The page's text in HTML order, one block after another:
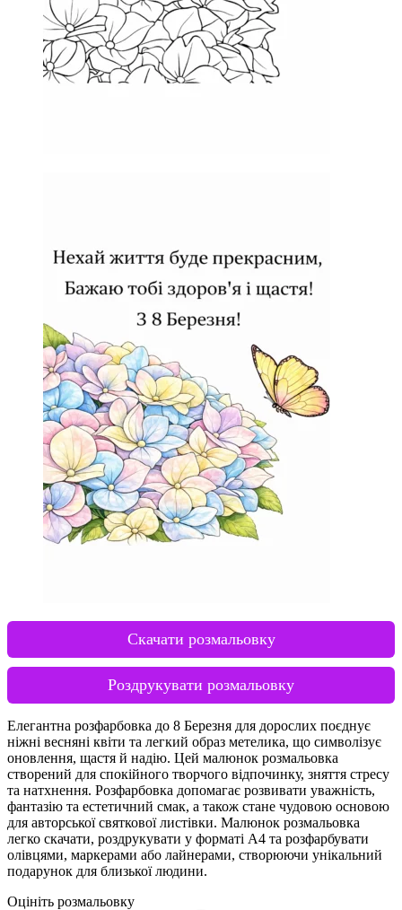
Скачати розмальовку
Роздрукувати розмальовку
Елегантна розфарбовка до 8 Березня для дорослих поєднує
ніжні весняні квіти та легкий образ метелика, що символізує
оновлення, щастя й надію. Цей малюнок розмальовка
створений для спокійного творчого відпочинку, зняття стресу
та натхнення. Розфарбовка допомагає розвивати уважність,
фантазію та естетичний смак, а також стане чудовою основою
для авторської святкової листівки. Малюнок розмальовка
легко скачати, роздрукувати у форматі А4 та розфарбувати
олівцями, маркерами або лайнерами, створюючи унікальний
подарунок для близької людини.
Оцініть розмальовку